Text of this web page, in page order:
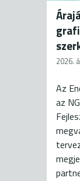
2026.
Az
az